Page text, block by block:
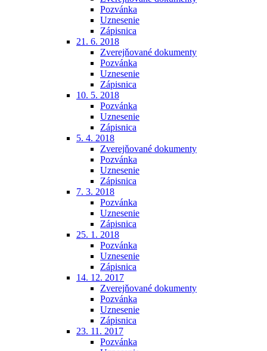
Pozvánka
Uznesenie
Zápisnica
21. 6. 2018
Zverejňované dokumenty
Pozvánka
Uznesenie
Zápisnica
10. 5. 2018
Pozvánka
Uznesenie
Zápisnica
5. 4. 2018
Zverejňované dokumenty
Pozvánka
Uznesenie
Zápisnica
7. 3. 2018
Pozvánka
Uznesenie
Zápisnica
25. 1. 2018
Pozvánka
Uznesenie
Zápisnica
14. 12. 2017
Zverejňované dokumenty
Pozvánka
Uznesenie
Zápisnica
23. 11. 2017
Pozvánka